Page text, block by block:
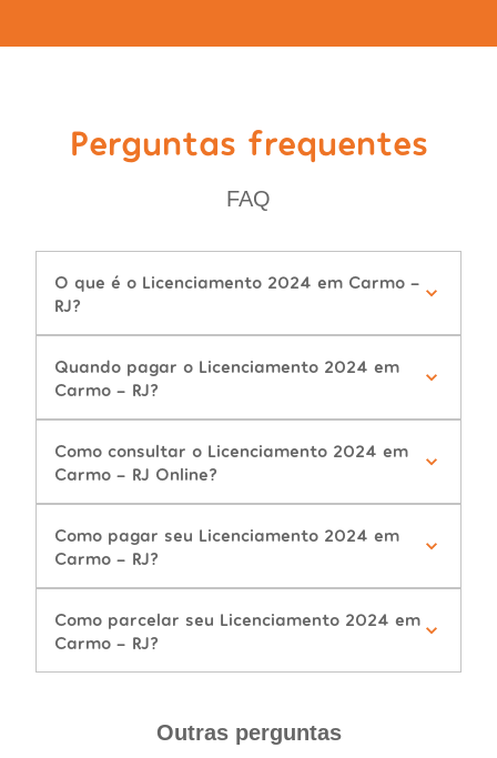
Perguntas frequentes
FAQ
O que é o Licenciamento 2024 em Carmo -
RJ?
Quando pagar o Licenciamento 2024 em
Carmo - RJ?
Como consultar o Licenciamento 2024 em
Carmo - RJ Online?
Como pagar seu Licenciamento 2024 em
Carmo - RJ?
Como parcelar seu Licenciamento 2024 em
Carmo - RJ?
Outras perguntas